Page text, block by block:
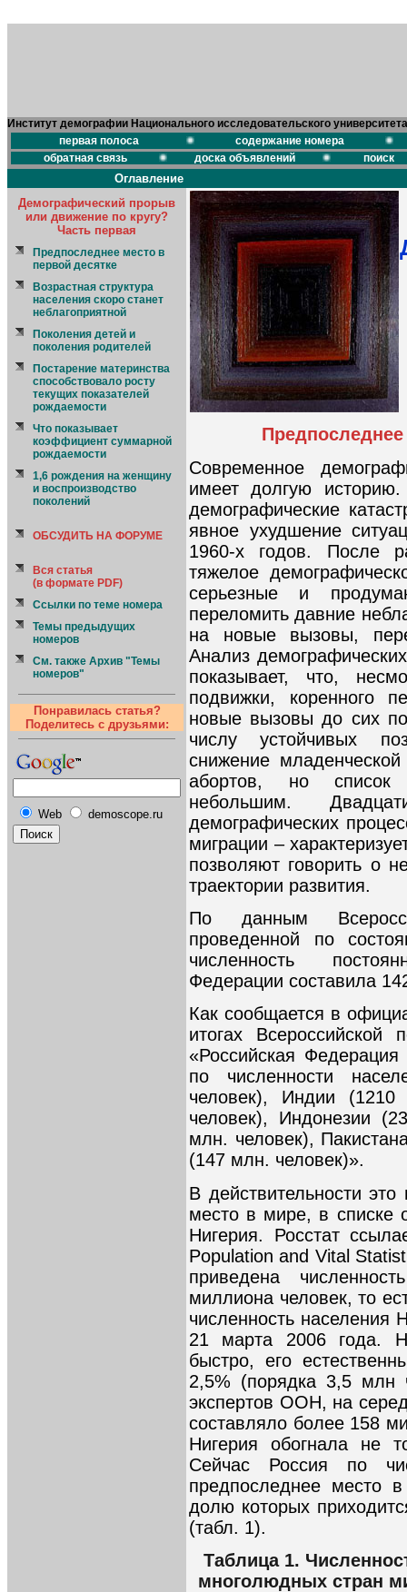
Институт демографии Национального исследовательского
первая полоса
содержание номера
обратная связь
доска объявлений поиск
Оглавление
Демографический прорыв
или движение по кругу?
Часть первая
Предпоследнее место в
первой десятке
Возрастная структура
населения скоро станет
неблагоприятной
Поколения детей и
поколения родителей
Постарение материнства
способствовало росту
текущих показателей
рождаемости
Что показывает
коэффициент суммарной
рождаемости
1,6 рождения на женщину
и воспроизводство
поколений
ОБСУДИТЬ НА ФОРУМЕ
Вся статья
(в формате PDF)
Ссылки по теме номера
Темы предыдущих
номеров
См. также Архив "Темы
номеров"
Понравилась статья?
Поделитесь с друзьями:
Web demoscope.ru
Современное
имеет долгую
демографические
явное ухудшение
1960-х годов. После
тяжелое
серьезные и
переломить давние
на новые вызовы,
Анализ
показывает, что,
подвижки, коренного
новые вызовы до сих
числу устойчивых
снижение
абортов, но список
небольшим.
демографических
миграции –
позволяют говорить о
траектории развития.
По данным
проведенной по
численность
Федерации составила
Как сообщается в
итогах Всероссийской
«Российская
по численности
человек), Индии
человек), Индонезии
млн. человек),
(147 млн. человек)».
В действительности
место в мире, в списке
Нигерия. Росстат
Population and Vital
приведена
миллиона человек, то
численность населения
21 марта 2006 года.
быстро, его
2,5% (порядка 3,5 млн
экспертов ООН, на
составляло более 158
Нигерия обогнала не
Сейчас Россия по
предпоследнее место
долю которых
(табл. 1).
Таблица 1.
многолюдных стран